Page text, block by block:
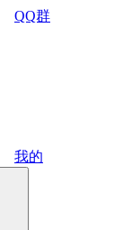
QQ群
我的